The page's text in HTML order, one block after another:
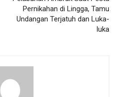
Pernikahan di Lingga, Tamu
Undangan Terjatuh dan Luka-
luka